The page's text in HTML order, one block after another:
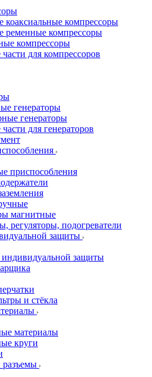
коаксиальные компрессоры
ременные компрессоры
компрессоры
для компрессоров
генераторы
генераторы
для генераторов
приспособления
магнитные
регуляторы, подогреватели
защиты
индивидуальной защиты
и стёкла
материалы
круги
разъемы